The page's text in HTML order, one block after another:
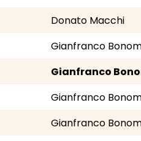
Donato Macchi
Gianfranco
Gianfranco
Gianfranco
Gianfranco